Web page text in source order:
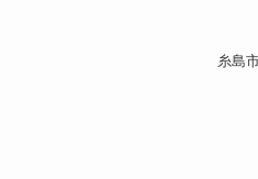
糸島